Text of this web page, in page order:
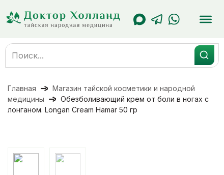
содержанию
Search
for:
Главная
Магазин тайской косметики и народной
медицины
Обезболивающий крем от боли в ногах с
лонганом. Longan Cream Hamar 50 гр